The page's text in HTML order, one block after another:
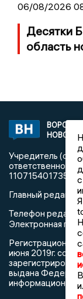
06/08/2026
Десятки
область
НОВОСТИ
Учредитель
1107154017354)
Главный
Телефон
Электронная
июня 2019г.
выдана
информационных